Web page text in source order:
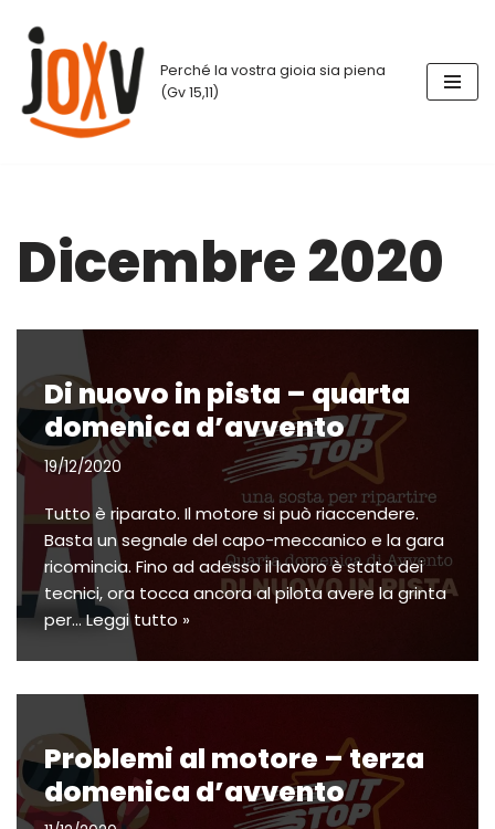
Vai
contenuto
Perché la vostra gioia sia piena
(Gv 15,11)
Dicembre 2020
Di nuovo in pista – quarta
domenica d’avvento
19/12/2020
Tutto è riparato. Il motore si può riaccendere.
Basta un segnale del capo-meccanico e la gara
ricomincia. Fino ad adesso il lavoro è stato dei
tecnici, ora tocca ancora al pilota avere la grinta
per…Leggi tutto »
Problemi al motore – terza
domenica d’avvento